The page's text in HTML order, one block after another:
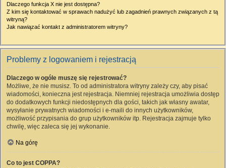
Dlaczego funkcja X nie jest dostępna?
Z kim się kontaktować w sprawach nadużyć lub zagadnień prawnych związanych z tą
witryną?
Jak nawiązać kontakt z administratorem witryny?
Problemy z logowaniem i rejestracją
Dlaczego w ogóle muszę się rejestrować?
Możliwe, że nie musisz. To od administratora witryny zależy czy, aby pisać
wiadomości, konieczna jest rejestracja. Niemniej rejestracja umożliwia dostęp
do dodatkowych funkcji niedostępnych dla gości, takich jak własny awatar,
wysyłanie prywatnych wiadomości i e-maili do innych użytkowników,
możliwość przypisania do grup użytkowników itp. Rejestracja zajmuje tylko
chwilę, więc zaleca się jej wykonanie.
Na górę
Co to jest COPPA?